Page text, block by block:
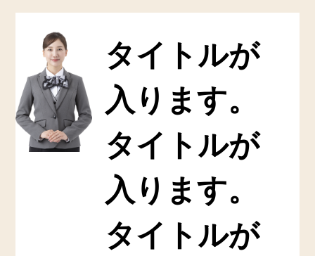
タイトルが
入ります。
タイトルが
入ります。
タイトルが